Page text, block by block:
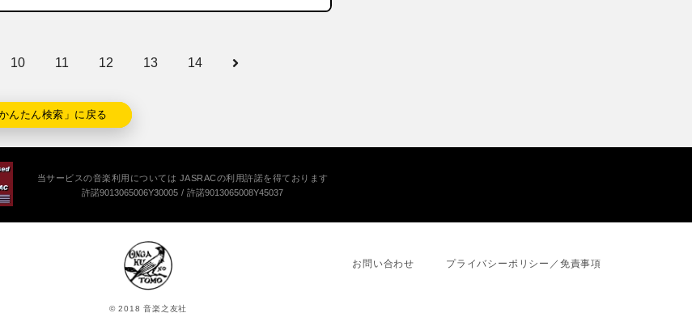
10 11 12 13 14
んたん検索」に戻る
当サービスの音楽利用については JASRACの利用許諾を得ております
許諾9013065006Y30005
許諾9013065008Y45037
お問い合わせ プライバシーポリシー／免責事項
© 2018 音楽之友社